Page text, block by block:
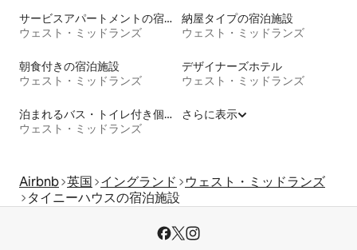
サービスアパートメントの宿泊施設
ウェスト・ミッドランズ
納屋タイプの宿泊施設
ウェスト・ミッドランズ
朝食付きの宿泊施設
ウェスト・ミッドランズ
デザイナーズホテル
ウェスト・ミッドランズ
泊まれるバス・トイレ付き個室
ウェスト・ミッドランズ
さらに表示
Airbnb 英国 イングランド
ウェスト・ミッドランズ
タイニーハウスの宿泊施設